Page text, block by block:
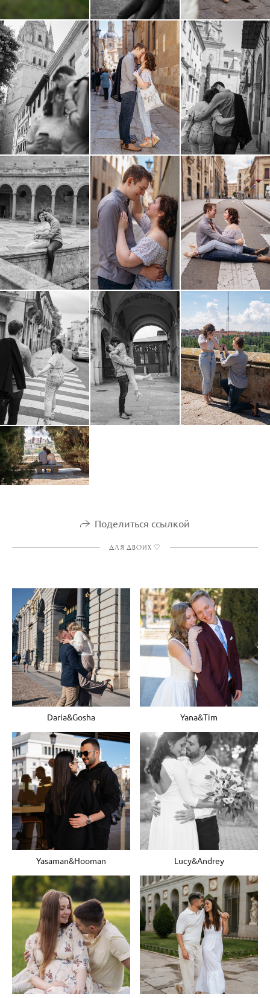
Поделиться ссылкой
ДЛЯ ДВОИХ ♡
Daria&Gosha Yana&Tim
Yasaman&Hooman Lucy&Andrey